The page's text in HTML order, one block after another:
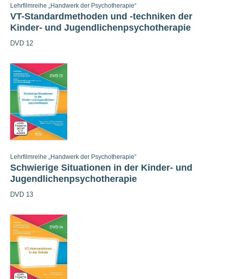
Lehrfilmreihe „Handwerk der Psychotherapie“
VT-Standardmethoden und -techniken der
Kinder- und Jugendlichenpsychotherapie
DVD 12
Lehrfilmreihe „Handwerk der Psychotherapie“
Schwierige Situationen in der Kinder- und
Jugendlichenpsychotherapie
DVD 13